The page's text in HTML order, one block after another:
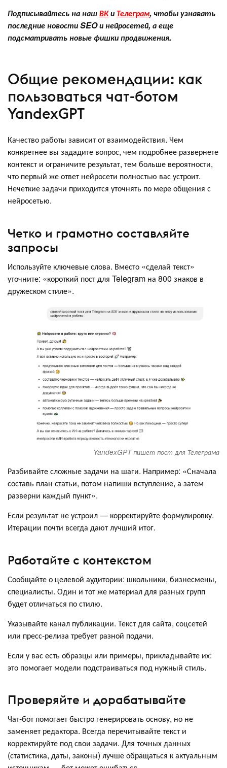
Подписывайтесь на нашВКи Телеграм, чтобы узнавать
последние новости SEO и нейросетей, а еще
подсматривать новые фишки продвижения.
Общие рекомендации: как
пользоваться чат-ботом
YandexGPT
Качество работы зависит от взаимодействия. Чем
конкретнее вы зададите вопрос, чем подробнее развернете
контекст и ограничите результат, тем больше вероятности,
что первый же ответ нейросети полностью вас устроит.
Нечеткие задачи приходится уточнять по мере общения с
нейросетью.
Четко и грамотно составляйте
запросы
Используйте ключевые слова. Вместо «сделай текст»
уточните: «короткий пост для Telegram на 800 знаков в
дружеском стиле».
YandexGPT пишет пост для Телеграма
Разбивайте сложные задачи на шаги. Например: «Сначала
составь план статьи, потом напиши вступление, а затем
разверни каждый пункт».
Если результат не устроил — корректируйте формулировку.
Итерации почти всегда дают лучший итог.
Работайте с контекстом
Сообщайте о целевой аудитории: школьники, бизнесмены,
специалисты. Один и тот же материал для разных групп
будет отличаться по стилю.
Указывайте канал публикации. Текст для сайта, соцсетей
или пресс-релиза требует разной подачи.
Если у вас есть образцы или примеры, прикладывайте их:
это помогает модели подстраиваться под нужный стиль.
Проверяйте и дорабатывайте
Чат-бот помогает быстро генерировать основу, но не
заменяет редактора. Всегда перечитывайте текст и
корректируйте под свои задачи. Для точных данных
(статистика, даты, законы) лучше обращаться к актуальным